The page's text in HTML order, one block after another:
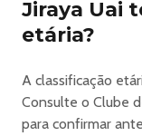
Jiraya Uai
etária?
A classificação
Consulte o Clube
para confirmar